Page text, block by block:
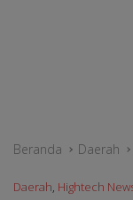
Beranda Daerah
Daerah, Hightech